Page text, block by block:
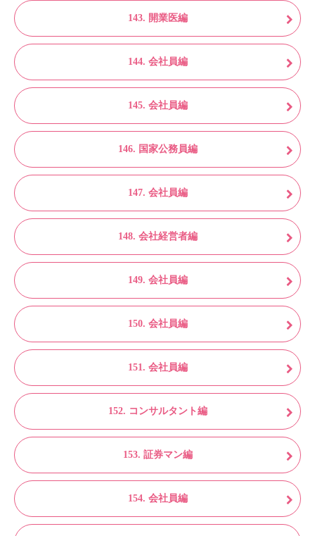
143. 開業医編
144. 会社員編
145. 会社員編
146. 国家公務員編
147. 会社員編
148. 会社経営者編
149. 会社員編
150. 会社員編
151. 会社員編
152. コンサルタント編
153. 証券マン編
154. 会社員編